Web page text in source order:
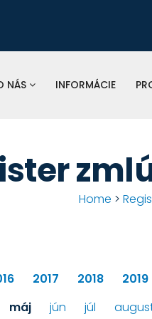
NÁS INFORMÁCIE
Home >
2017 2018 2019
máj jún júl